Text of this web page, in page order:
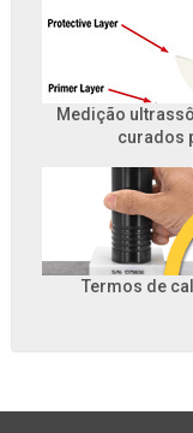
Medição
curados
Termos de